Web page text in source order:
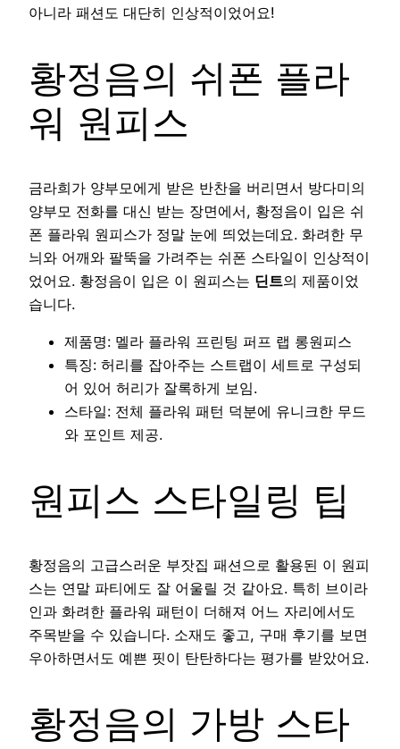
아니라 패션도 대단히 인상적이었어요!
황정음의 쉬폰 플라
워 원피스
금라희가 양부모에게 받은 반찬을 버리면서 방다미의
양부모 전화를 대신 받는 장면에서, 황정음이 입은 쉬
폰 플라워 원피스가 정말 눈에 띄었는데요. 화려한 무
늬와 어깨와 팔뚝을 가려주는 쉬폰 스타일이 인상적이
었어요. 황정음이 입은 이 원피스는 딘트의 제품이었
습니다.
제품명: 멜라 플라워 프린팅 퍼프 랩 롱원피스
특징: 허리를 잡아주는 스트랩이 세트로 구성되
어 있어 허리가 잘록하게 보임.
스타일: 전체 플라워 패턴 덕분에 유니크한 무드
와 포인트 제공.
원피스 스타일링 팁
황정음의 고급스러운 부잣집 패션으로 활용된 이 원피
스는 연말 파티에도 잘 어울릴 것 같아요. 특히 브이라
인과 화려한 플라워 패턴이 더해져 어느 자리에서도
주목받을 수 있습니다. 소재도 좋고, 구매 후기를 보면
우아하면서도 예쁜 핏이 탄탄하다는 평가를 받았어요.
황정음의 가방 스타